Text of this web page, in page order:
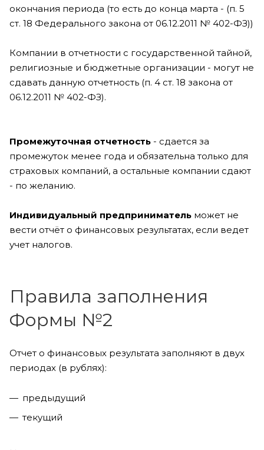
окончания периода (то есть до конца марта - (п. 5
ст. 18 Федерального закона от 06.12.2011 № 402-ФЗ))
Компании в отчетности с государственной тайной,
религиозные и бюджетные организации - могут не
сдавать данную отчетность (п. 4 ст. 18 закона от
06.12.2011 № 402-ФЗ).
Промежуточная отчетность - сдается за
промежуток менее года и обязательна только для
страховых компаний, а остальные компании сдают
- по желанию.
Индивидуальный предприниматель может не
вести отчёт о финансовых результатах, если ведет
учет налогов.
Правила заполнения
Формы №2
Отчет о финансовых результата заполняют в двух
периодах (в рублях):
предыдущий
текущий